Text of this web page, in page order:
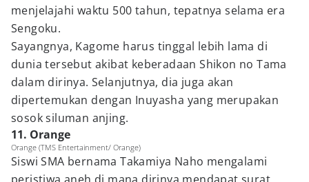
menjelajahi waktu 500 tahun, tepatnya selama era
Sengoku.
Sayangnya, Kagome harus tinggal lebih lama di
dunia tersebut akibat keberadaan Shikon no Tama
dalam dirinya. Selanjutnya, dia juga akan
dipertemukan dengan Inuyasha yang merupakan
sosok siluman anjing.
11. Orange
Orange (TMS Entertainment/ Orange)
Siswi SMA bernama Takamiya Naho mengalami